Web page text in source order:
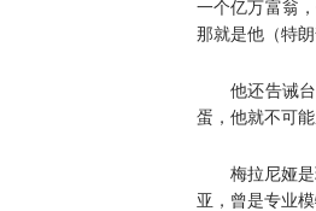
一个亿万富翁
那就是他（特
他还告诫
蛋，他就不可
梅拉尼娅
亚，曾是专业